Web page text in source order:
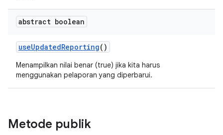
abstract boolean
useUpdatedReporting()
Menampilkan nilai benar (true) jika kita harus
menggunakan pelaporan yang diperbarui.
Metode publik